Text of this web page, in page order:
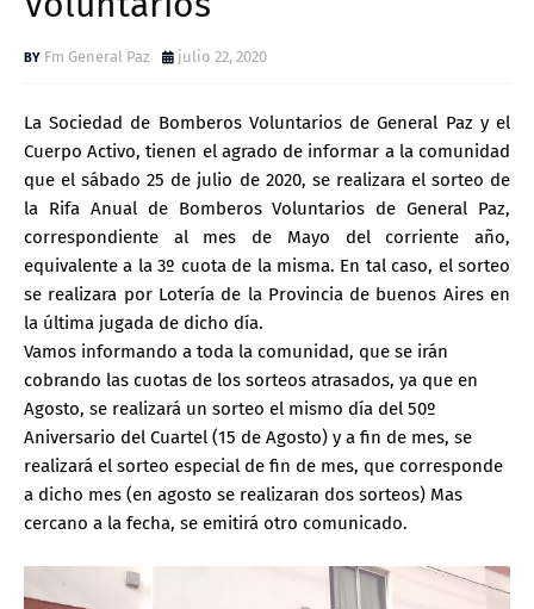
Fm General Paz julio 22, 2020
La Sociedad de Bomberos Voluntarios de General Paz y el
Cuerpo Activo, tienen el agrado de informar a la comunidad
que el sábado 25 de julio de 2020, se realizara el sorteo de
la Rifa Anual de Bomberos Voluntarios de General Paz,
correspondiente al mes de Mayo del corriente año,
equivalente a la 3º cuota de la misma. En tal caso, el sorteo
se realizara por Lotería de la Provincia de buenos Aires en
la última jugada de dicho día.
Vamos informando a toda la comunidad, que se irán
cobrando las cuotas de los sorteos atrasados, ya que en
Agosto, se realizará un sorteo el mismo día del 50º
Aniversario del Cuartel (15 de Agosto) y a fin de mes, se
realizará el sorteo especial de fin de mes, que corresponde
a dicho mes (en agosto se realizaran dos sorteos) Mas
cercano a la fecha, se emitirá otro comunicado.